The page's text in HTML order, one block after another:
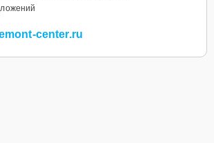
center.ru